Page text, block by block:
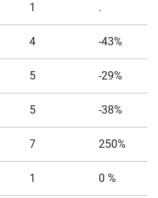
1 .
4 -43%
5 -29%
5 -38%
7 250%
1 0 %